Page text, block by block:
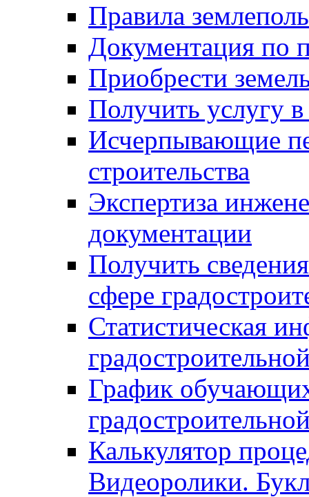
Правила
Документация по
Приобрести
Получить услугу в
Исчерпывающие
строительства
Экспертиза
документации
Получить
сфере
Статистическая
График
Калькулятор
Видеоролики.